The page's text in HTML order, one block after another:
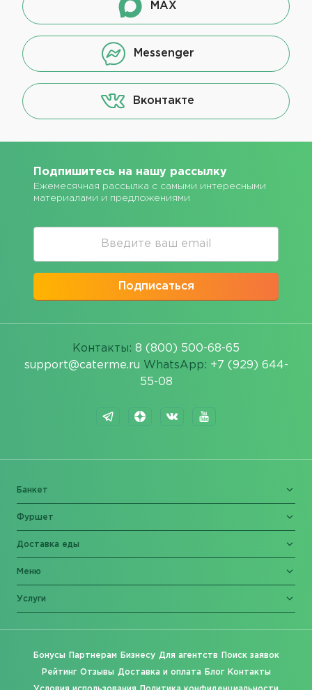
MAX
Messenger
Вконтакте
Подпишитесь на нашу рассылку
Ежемесячная рассылка с самыми интересными
материалами и предложениями
Подписаться
Контакты: 8 (800) 500-68-65
support@caterme.ru WhatsApp: +7 (929) 644-
55-08
Банкет
Фуршет
Доставка еды
Меню
Услуги
Бонусы Партнерам Бизнесу Для агентств Поиск заявок
Рейтинг Отзывы Доставка и оплата Блог Контакты